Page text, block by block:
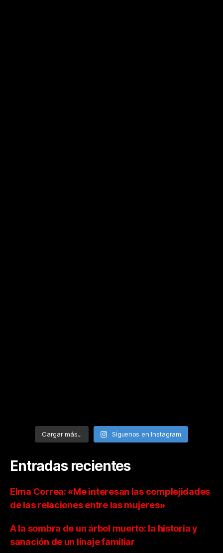
Cargar más... Síguenos en Instagram
Entradas recientes
Elma Correa: «Me interesan las complejidades
de las relaciones entre las mujeres»
A la sombra de un árbol muerto: la historia y
sanación de un linaje familiar